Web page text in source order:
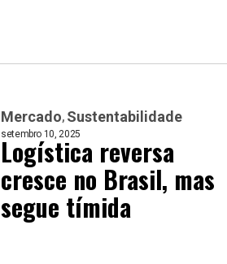
Mercado Sustentabilidade
setembro 10, 2025
Logística reversa
cresce no Brasil, mas
segue tímida